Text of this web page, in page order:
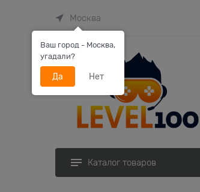
Москва
Каталог товаров
Ваш город - Москва,
угадали?
Да Нет